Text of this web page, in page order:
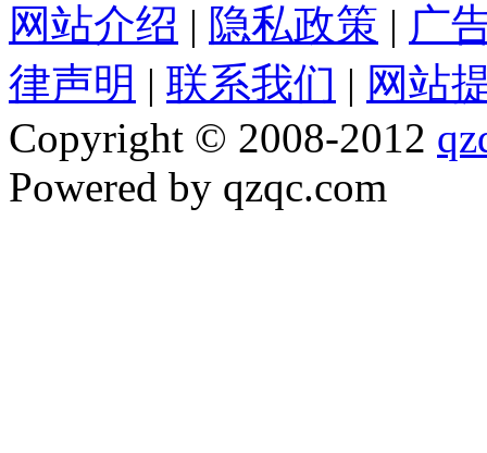
网站介绍 | 隐私政策 | 广
律声明 | 联系我们 | 网站
Copyright © 2008-2012
Powered by qzqc.com